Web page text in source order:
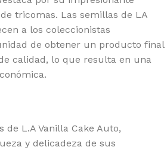
tricomas. Las semillas de LA
a los coleccionistas
de obtener un producto final
calidad, lo que resulta en una
L.A Vanilla Cake Auto,
y delicadeza de sus